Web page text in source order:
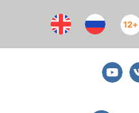
12+
Youtube